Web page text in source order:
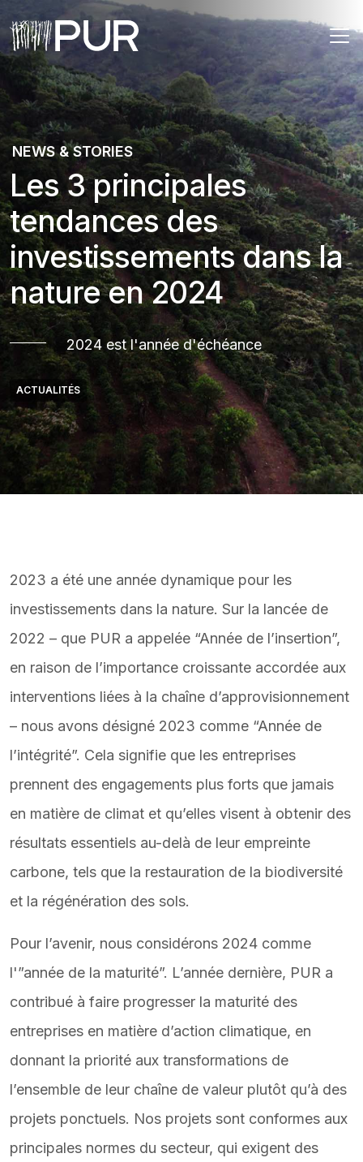
Main Navigation
NEWS & STORIES
Les 3 principales
tendances des
investissements dans la
nature en 2024
2024 est l'année d'échéance
ACTUALITÉS
2023 a été une année dynamique pour les
investissements dans la nature. Sur la lancée de
2022 – que PUR a appelée “Année de l’insertion”,
en raison de l’importance croissante accordée aux
interventions liées à la chaîne d’approvisionnement
– nous avons désigné 2023 comme “Année de
l’intégrité”. Cela signifie que les entreprises
prennent des engagements plus forts que jamais
en matière de climat et qu’elles visent à obtenir des
résultats essentiels au-delà de leur empreinte
carbone, tels que la restauration de la biodiversité
et la régénération des sols.
Pour l’avenir, nous considérons 2024 comme
l'”année de la maturité”. L’année dernière, PUR a
contribué à faire progresser la maturité des
entreprises en matière d’action climatique, en
donnant la priorité aux transformations de
l’ensemble de leur chaîne de valeur plutôt qu’à des
projets ponctuels. Nos projets sont conformes aux
principales normes du secteur, qui exigent des